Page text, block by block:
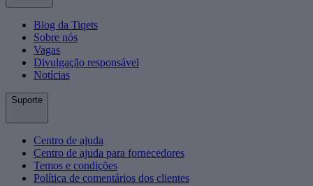
Blog da Tiqets
Sobre nós
Vagas
Divulgação responsável
Notícias
Suporte
Centro de ajuda
Centro de ajuda para fornecedores
Temos e condições
Política de comentários dos clientes